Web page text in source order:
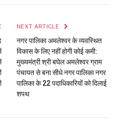
NEXT ARTICLE
नगर पालिका अमलेश्वर के व्यवस्थित
विकास के लिए नहीं होगी कोई कमी:
मुख्यमंत्री श्री बघेल अमलेश्वर ग्राम
पंचायत से बना सीधे नगर पालिका नगर
पालिका के 22 पदाधिकारियों को दिलाई
शपथ